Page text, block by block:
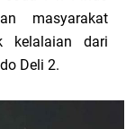
masyarakat
kelalaian dari
Deli 2.